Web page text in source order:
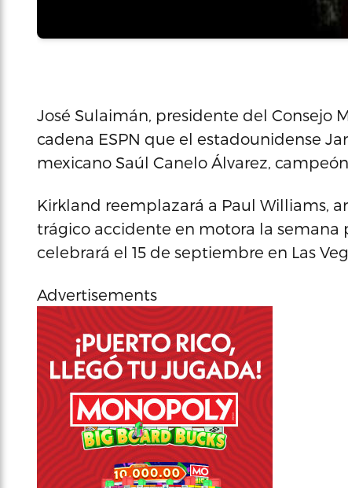
José Sulaimán, presidente del Consejo
cadena ESPN que el estadounidense
mexicano Saúl Canelo Álvarez,
Kirkland reemplazará a Paul Williams,
trágico accidente en motora la semana
celebrará el 15 de septiembre en Las
Advertisements